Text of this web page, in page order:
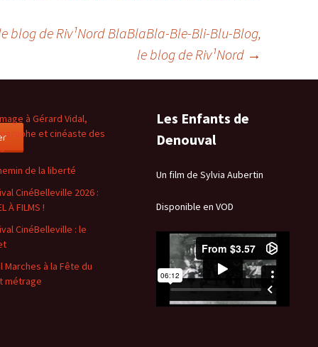
blog de Riv¹Nord BlaBlaBla-Ble-Bli-Blu-Blog,
le blog de Riv¹Nord →
à Gérard Vidal,
et cinéaste des
de la liberté
CinéBelleville 2026 :
À FILMS !
CinéBelleville : le
Marches à la Fête du
métrage
Les Enfants de
Denouval
Un film de Sylvia Aubertin
Disponible en VOD